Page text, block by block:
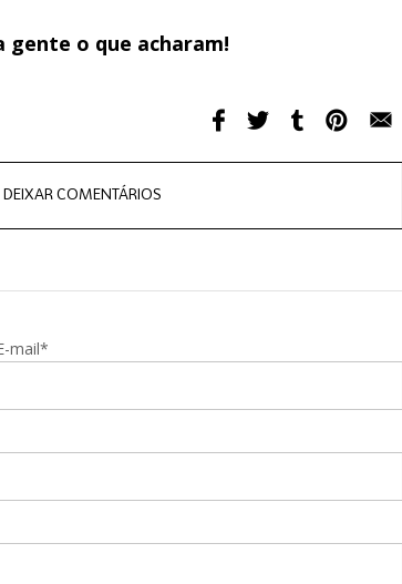
gente o que acharam!
DEIXAR COMENTÁRIOS
mail*